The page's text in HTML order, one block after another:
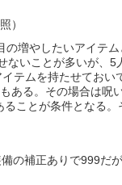
）
増やしたいアイテム
いことが多いが、
テムを持たせておい
ある。その場合は呪
ことが条件となる。
の補正ありで999だ